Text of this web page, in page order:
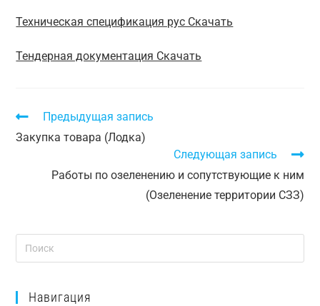
Техническая спецификация рус Скачать
Тендерная документация Скачать
Предыдущая запись
Закупка товара (Лодка)
Следующая запись
Работы по озеленению и сопутствующие к ним
(Озеленение территории СЗЗ)
Навигация